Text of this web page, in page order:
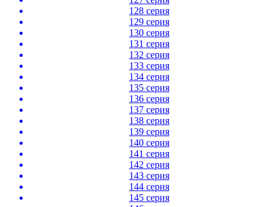
128 серия
129 серия
130 серия
131 серия
132 серия
133 серия
134 серия
135 серия
136 серия
137 серия
138 серия
139 серия
140 серия
141 серия
142 серия
143 серия
144 серия
145 серия